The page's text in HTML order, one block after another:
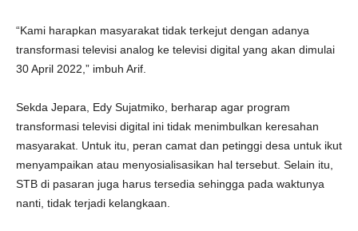
“Kami harapkan masyarakat tidak terkejut dengan adanya
transformasi televisi analog ke televisi digital yang akan dimulai
30 April 2022,” imbuh Arif.
Sekda Jepara, Edy Sujatmiko, berharap agar program
transformasi televisi digital ini tidak menimbulkan keresahan
masyarakat. Untuk itu, peran camat dan petinggi desa untuk ikut
menyampaikan atau menyosialisasikan hal tersebut. Selain itu,
STB di pasaran juga harus tersedia sehingga pada waktunya
nanti, tidak terjadi kelangkaan.